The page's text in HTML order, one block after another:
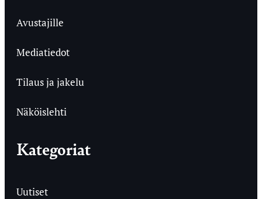
Avustajille
Mediatiedot
Tilaus ja jakelu
Näköislehti
Kategoriat
Uutiset